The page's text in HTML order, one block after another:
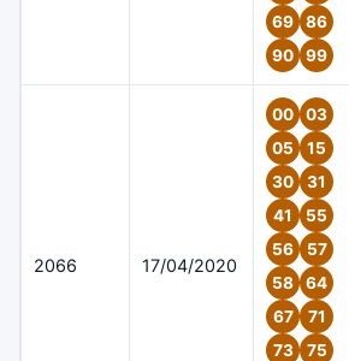
69
86
90
99
2066 17/04/2020
00
03
05
15
30
31
41
55
56
57
58
64
67
71
73
75